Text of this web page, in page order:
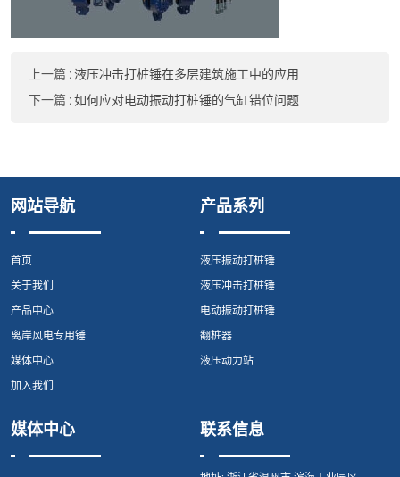
上一篇 :液压冲击打桩锤在多层建筑施工中的应用
下一篇 :如何应对电动振动打桩锤的气缸错位问题
网站导航
首页
关于我们
产品中心
离岸风电专用锤
媒体中心
加入我们
产品系列
液压振动打桩锤
液压冲击打桩锤
电动振动打桩锤
翻桩器
液压动力站
媒体中心 联系信息